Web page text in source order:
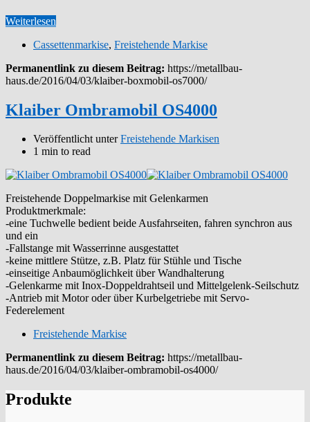
Weiterlesen
Cassettenmarkise, Freistehende Markise
Permanentlink zu diesem Beitrag: https://metallbau-
haus.de/2016/04/03/klaiber-boxmobil-os7000/
Klaiber Ombramobil OS4000
Veröffentlicht unterFreistehende Markisen
1 min to read
Freistehende Doppelmarkise mit Gelenkarmen
Produktmerkmale:
-eine Tuchwelle bedient beide Ausfahrseiten, fahren synchron aus
und ein
-Fallstange mit Wasserrinne ausgestattet
-keine mittlere Stütze, z.B. Platz für Stühle und Tische
-einseitige Anbaumöglichkeit über Wandhalterung
-Gelenkarme mit Inox-Doppeldrahtseil und Mittelgelenk-Seilschutz
-Antrieb mit Motor oder über Kurbelgetriebe mit Servo-
Federelement
Freistehende Markise
Permanentlink zu diesem Beitrag: https://metallbau-
haus.de/2016/04/03/klaiber-ombramobil-os4000/
Produkte